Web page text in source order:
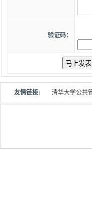
验证码：
友情链接: 清华大学公共